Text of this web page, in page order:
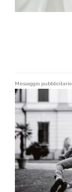
Messaggio pubblicitario